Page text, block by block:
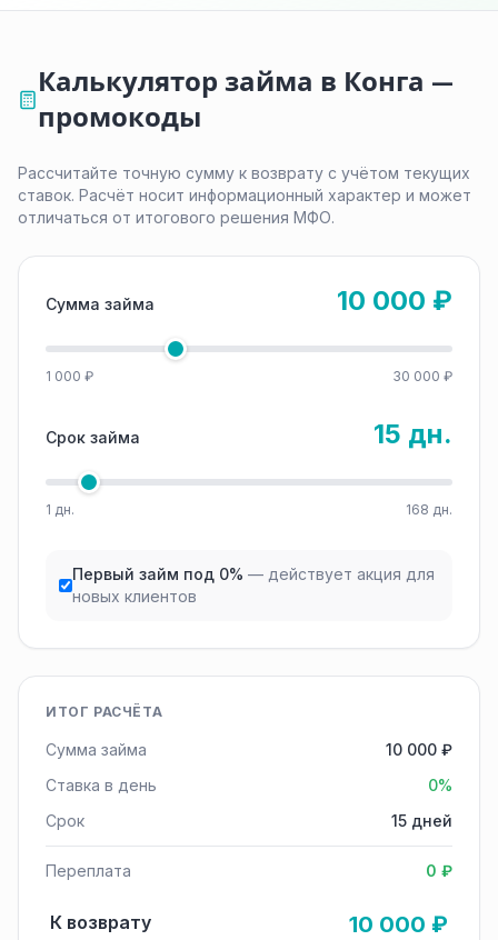
Калькулятор займа в Конга —
промокоды
Рассчитайте точную сумму к возврату с учётом текущих
ставок. Расчёт носит информационный характер и может
отличаться от итогового решения МФО.
Сумма займа 10 000 ₽
1 000 ₽ 30 000 ₽
Срок займа 15 дн.
1 дн. 168 дн.
Первый займ под 0% — действует акция для
новых клиентов
ИТОГ РАСЧЁТА
Сумма займа
10 000 ₽
Ставка в день
0%
Срок
15 дней
Переплата 0 ₽
К возврату 10 000 ₽